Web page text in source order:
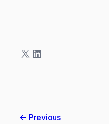
X LinkedIn
← Previous